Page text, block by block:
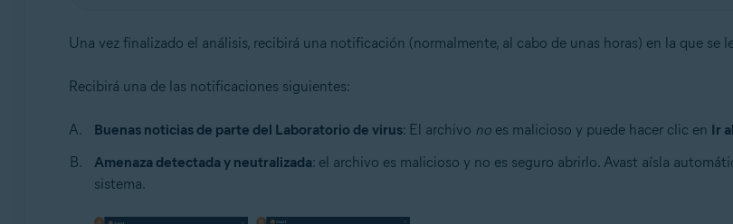
Una vez finalizado el análisis, recibirá una notificación (normalmente, al cabo de unas horas) en la que se
Recibirá una de las notificaciones siguientes:
Buenas noticias de parte del Laboratorio de virus: El archivo noes malicioso y puede hacer clic en Ir
Amenaza detectada y neutralizada: el archivo es malicioso y no es seguro abrirlo. Avast aísla
sistema.